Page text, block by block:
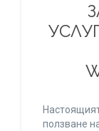
ползване